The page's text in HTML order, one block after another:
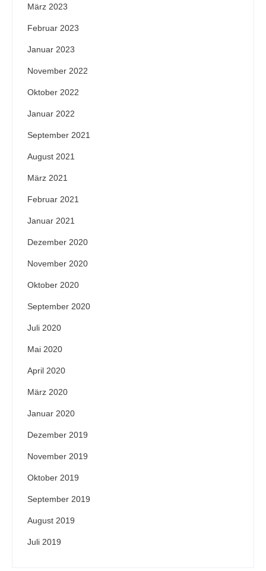
März 2023
Februar 2023
Januar 2023
November 2022
Oktober 2022
Januar 2022
September 2021
August 2021
März 2021
Februar 2021
Januar 2021
Dezember 2020
November 2020
Oktober 2020
September 2020
Juli 2020
Mai 2020
April 2020
März 2020
Januar 2020
Dezember 2019
November 2019
Oktober 2019
September 2019
August 2019
Juli 2019